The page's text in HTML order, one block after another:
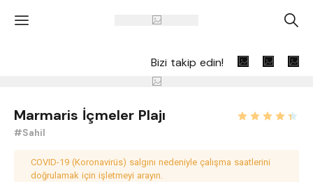
' A
Bizi takip edin!
Marmaris İçmeler Plajı
#Sahil
COVID-19 (Koronavirüs) salgını nedeniyle çalışma saatlerini
doğrulamak için işletmeyi arayın.